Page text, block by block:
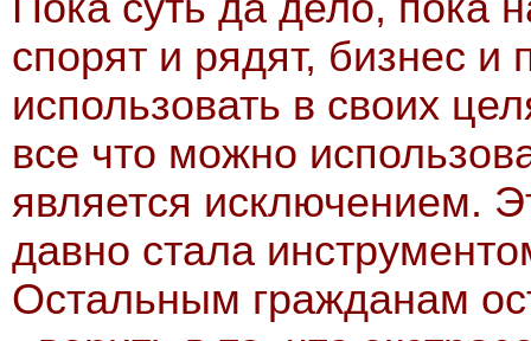
спорят и рядят, бизнес и
использовать в своих
все что можно
является исключением.
давно стала
Остальным гражданам